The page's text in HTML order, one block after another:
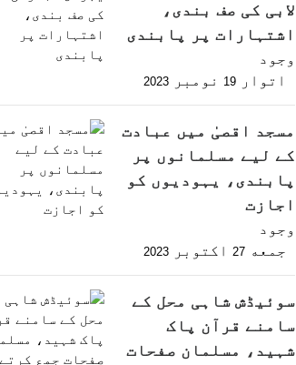
لابی کی صف بندی،
اشتہارات پر پابندی
وجود
اتوار 19 نومبر 2023
مسجد اقصیٰ میں عبادت
کے لیے مسلمانوں پر
پابندی، یہودیوں کو
اجازت
وجود
جمعه 27 اکتوبر 2023
سوئیڈش شاہی محل کے
سامنے قرآن پاک
شہید، مسلمان صفحات